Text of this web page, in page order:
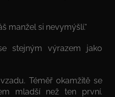
manžel si nevymýšlí.“
stejným výrazem jako
Téměř okamžitě se
mladší než ten první.